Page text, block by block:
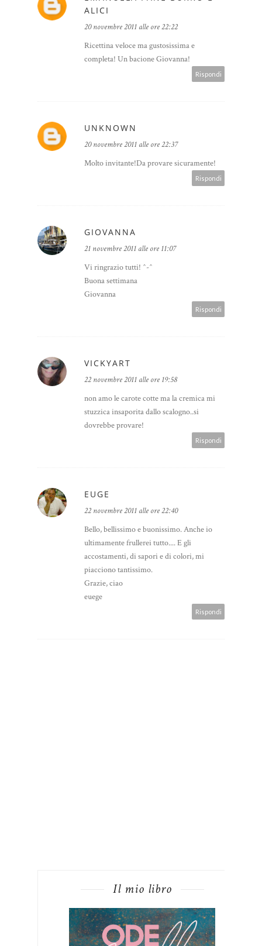
ALICI
20 novembre 2011 alle ore 22:22
Ricettina veloce ma gustosissima e
completa! Un bacione Giovanna!
Rispondi
UNKNOWN
20 novembre 2011 alle ore 22:37
Molto invitante!Da provare sicuramente!
Rispondi
GIOVANNA
21 novembre 2011 alle ore 11:07
Vi ringrazio tutti! ^-^
Buona settimana
Giovanna
Rispondi
VICKYART
22 novembre 2011 alle ore 19:58
non amo le carote cotte ma la cremica mi
stuzzica insaporita dallo scalogno..si
dovrebbe provare!
Rispondi
EUGE
22 novembre 2011 alle ore 22:40
Bello, bellissimo e buonissimo. Anche io
ultimamente frullerei tutto.... E gli
accostamenti, di sapori e di colori, mi
piacciono tantissimo.
Grazie, ciao
euege
Rispondi
Il mio libro